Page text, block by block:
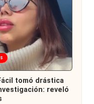
tomó drástica
reveló